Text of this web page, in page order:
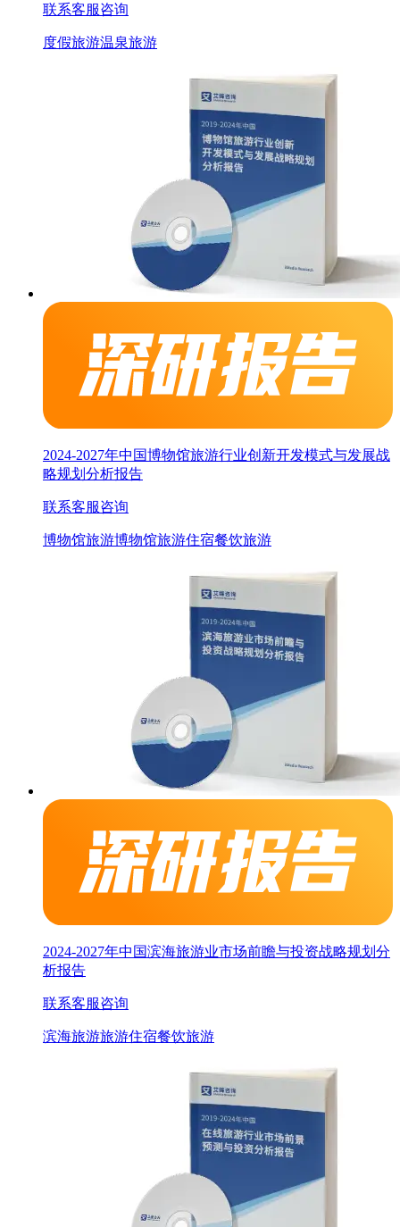
联系客服咨询
度假旅游温泉旅游
2024-2027年中国博物馆旅游行业创新开发模式与发展战
略规划分析报告
联系客服咨询
博物馆旅游博物馆旅游住宿餐饮旅游
2024-2027年中国滨海旅游业市场前瞻与投资战略规划分
析报告
联系客服咨询
滨海旅游旅游住宿餐饮旅游